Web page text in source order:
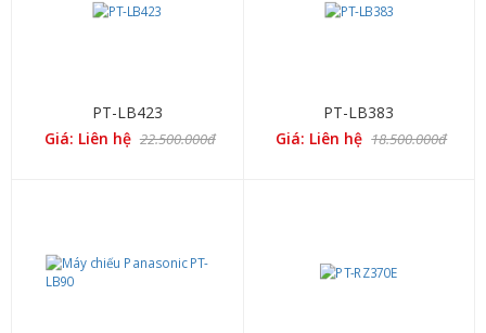
PT-LB423
Giá: Liên hệ 22.500.000đ
PT-LB383
Giá: Liên hệ 18.500.000đ